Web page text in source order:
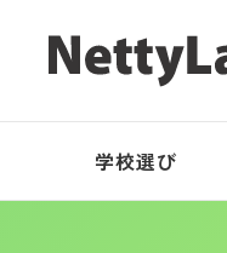
学校選び